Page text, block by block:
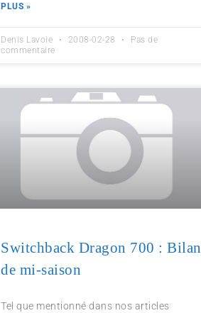
PLUS »
Denis Lavoie 2008-02-28
Pas de
commentaire
Switchback Dragon 700 : Bilan
de mi-saison
Tel que mentionné dans nos articles